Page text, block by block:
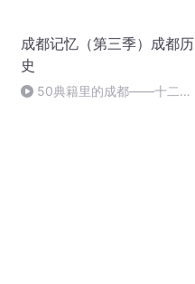
成都记忆（第三季）成都历
史
50典籍里的成都——十二月